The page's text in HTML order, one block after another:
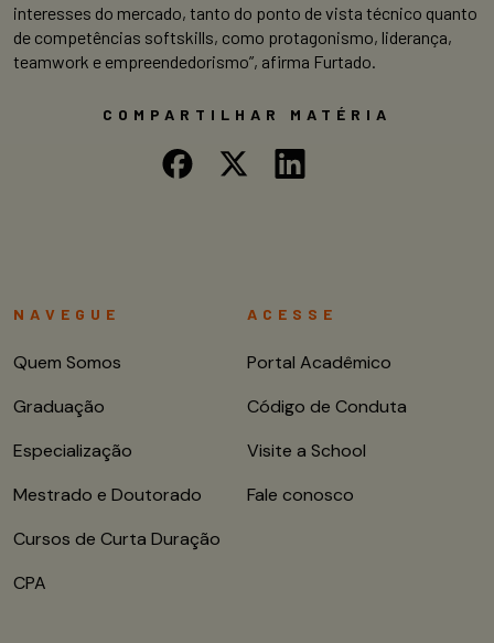
interesses do mercado, tanto do ponto de vista técnico quanto
de competências softskills, como protagonismo, liderança,
teamwork e empreendedorismo”, afirma Furtado.
COMPARTILHAR MATÉRIA
NAVEGUE
Quem Somos
Graduação
Especialização
Mestrado e Doutorado
Cursos de Curta Duração
CPA
ACESSE
Portal Acadêmico
Código de Conduta
Visite a School
Fale conosco